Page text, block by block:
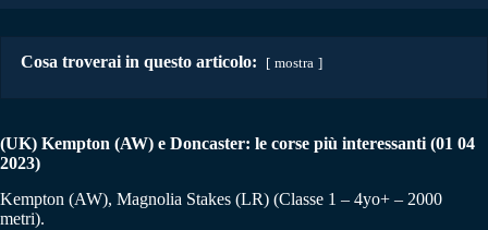
Cosa troverai in questo articolo: mostra
(UK) Kempton (AW) e Doncaster: le corse più interessanti (01 04
2023)
Kempton (AW), Magnolia Stakes (LR) (Classe 1 – 4yo+ – 2000
metri).